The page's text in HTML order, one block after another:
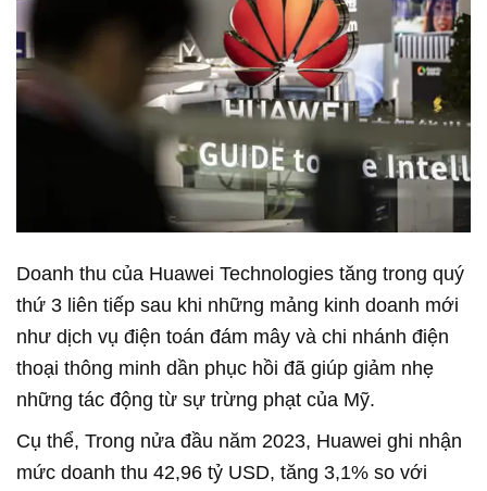
Doanh thu của Huawei Technologies tăng trong quý
thứ 3 liên tiếp sau khi những mảng kinh doanh mới
như dịch vụ điện toán đám mây và chi nhánh điện
thoại thông minh dần phục hồi đã giúp giảm nhẹ
những tác động từ sự trừng phạt của Mỹ.
Cụ thể, Trong nửa đầu năm 2023, Huawei ghi nhận
mức doanh thu 42,96 tỷ USD, tăng 3,1% so với